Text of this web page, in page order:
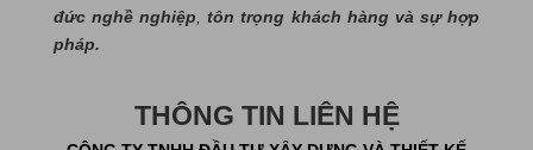
đức nghề nghiệp ,tôn trọng khách hàng và sự hợp
pháp.
THÔNG TIN LIÊN HỆ